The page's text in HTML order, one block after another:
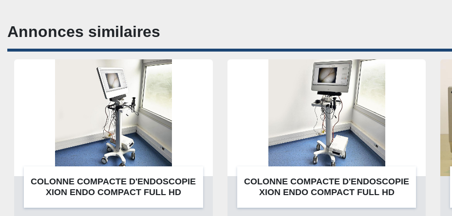
Annonces similaires
COLONNE COMPACTE D'ENDOSCOPIE
XION ENDO COMPACT FULL HD
SOURCE DE LUMIÉRE STRYKER L9000
LED